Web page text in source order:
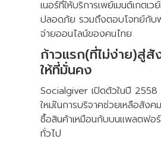
เนอร์ที่ให้บริการเพย์เมนต์เกตเว
ปลอดภัย รวมถึงตอบโจทย์กับ
จ่ายออนไลน์ของคนไทย
ก้าวแรก(ที่ไม่ง่าย)สู่สั
ให้ที่มั่นคง
Socialgiver เปิดตัวในปี 2558
ใหม่ในการบริจาคช่วยเหลือสังค
ซื้อสินค้าเหมือนกับบนแพลตฟอ
ทั่วไป